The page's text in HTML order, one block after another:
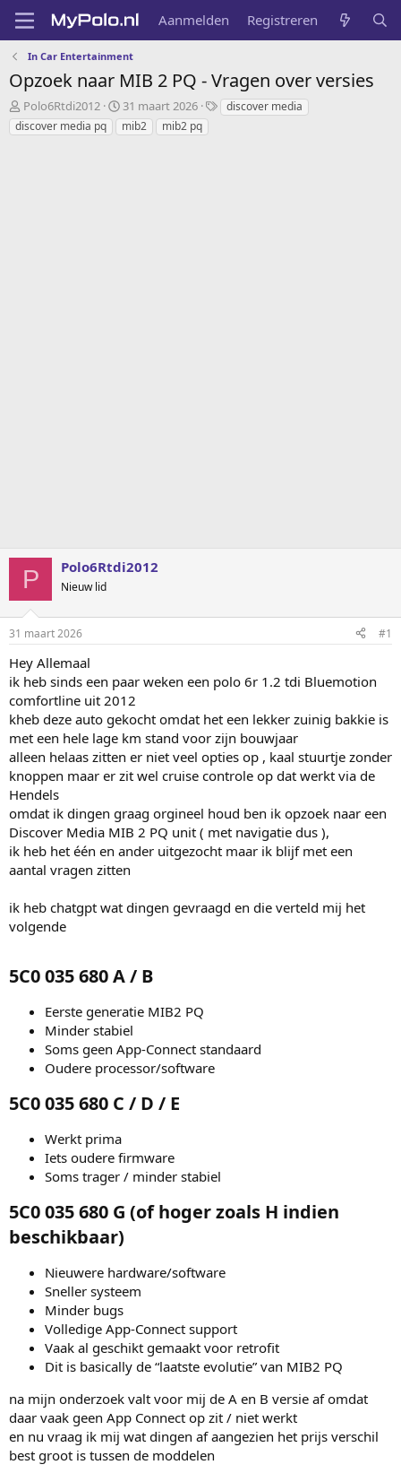
Aanmelden Registreren
In Car Entertainment
Opzoek naar MIB 2 PQ - Vragen over versies
O
n
d
Polo6Rtdi2012
S
t
a
31 maart 2026
Tdiscover media
discover media pq
mib2 mib2 pq
P Polo6Rtdi2012
Nieuw lid
31 maart 2026 #1
Hey Allemaal
ik heb sinds een paar weken een polo 6r 1.2 tdi Bluemotion
comfortline uit 2012
kheb deze auto gekocht omdat het een lekker zuinig bakkie is
met een hele lage km stand voor zijn bouwjaar
alleen helaas zitten er niet veel opties op , kaal stuurtje zonder
knoppen maar er zit wel cruise controle op dat werkt via de
Hendels
omdat ik dingen graag orgineel houd ben ik opzoek naar een
Discover Media MIB 2 PQ unit ( met navigatie dus ),
ik heb het één en ander uitgezocht maar ik blijf met een
aantal vragen zitten
ik heb chatgpt wat dingen gevraagd en die verteld mij het
volgende
5C0 035 680 A / B​
Eerste generatie MIB2 PQ
Minder stabiel
Soms geen App-Connect standaard
Oudere processor/software
5C0 035 680 C / D / E​
Werkt prima
Iets oudere firmware
Soms trager / minder stabiel
5C0 035 680 G (of hoger zoals H indien
beschikbaar)​
Nieuwere hardware/software
Sneller systeem
Minder bugs
Volledige App-Connect support
Vaak al geschikt gemaakt voor retrofit
Dit is basically de “laatste evolutie” van MIB2 PQ
na mijn onderzoek valt voor mij de A en B versie af omdat
daar vaak geen App Connect op zit / niet werkt
en nu vraag ik mij wat dingen af aangezien het prijs verschil
best groot is tussen de moddelen